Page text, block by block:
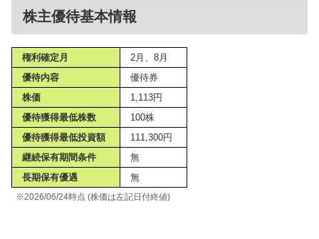
株主優待基本情報
権利確定月
2月、8月
優待内容
優待券
株価
1,113円
優待獲得最低株数
100株
優待獲得最低投資額
111,300円
継続保有期間条件
無
長期保有優遇
無
※2026/06/24時点 (株価は左記日付終値)